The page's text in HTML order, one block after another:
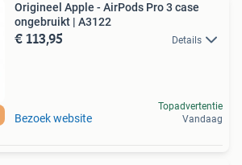
Origineel Apple - AirPods Pro 3 case
ongebruikt | A3122
€ 113,95 Details
Bezoek website
Topadvertentie
Vandaag